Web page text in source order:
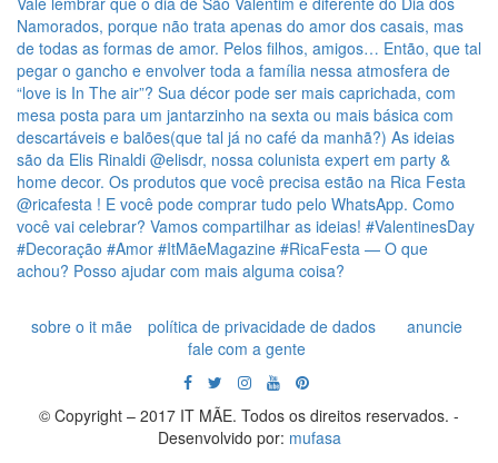
sobre o it mãe política de privacidade de dados
anuncie
fale com a gente
© Copyright – 2017 IT MÃE. Todos os direitos reservados. -
Desenvolvido por: mufasa